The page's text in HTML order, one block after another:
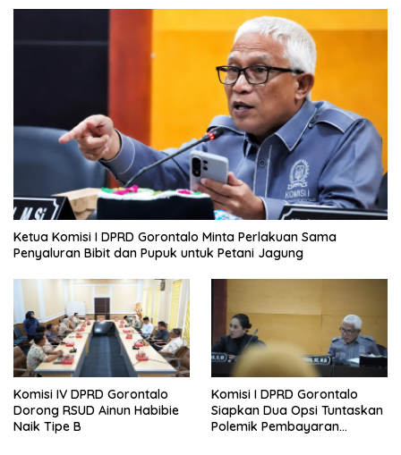
Ketua Komisi I DPRD Gorontalo Minta Perlakuan Sama
Penyaluran Bibit dan Pupuk untuk Petani Jagung
Komisi IV DPRD Gorontalo
Dorong RSUD Ainun Habibie
Naik Tipe B
Komisi I DPRD Gorontalo
Siapkan Dua Opsi Tuntaskan
Polemik Pembayaran